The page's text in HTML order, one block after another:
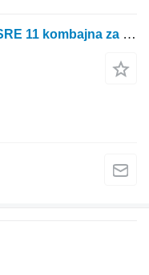
Cevni priključak za IVECO 8361 SRE 11 kombajna za žito